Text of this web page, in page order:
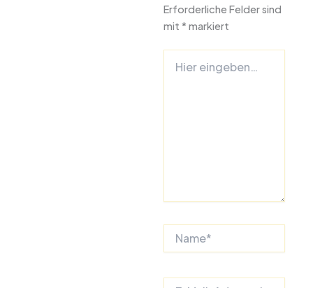
Erforderliche Felder sind
mit * markiert
eingeben…